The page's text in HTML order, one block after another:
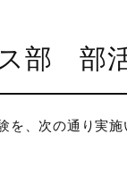
部 部
を、次の通り実施